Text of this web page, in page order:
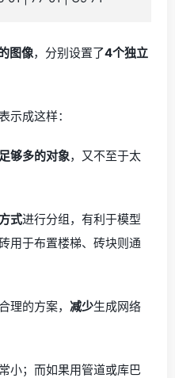
图像，分别设置了4个独立
示成这样：
足够多的对象，又不至于太
式进行分组，有利于模型
用于布置楼梯、砖块则通
理的方案， 减少生成网络
小；而如果用管道或库巴